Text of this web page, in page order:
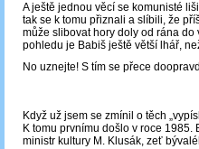
A ještě jednou věcí se komunisté
tak se k tomu přiznali a slíbili, že
může slibovat hory doly od rána
pohledu je Babiš ještě větší lhář,
No uznejte! S tím se přece
Když už jsem se zmínil o těch
K tomu prvnímu došlo v roce
ministr kultury M. Klusák, zeť